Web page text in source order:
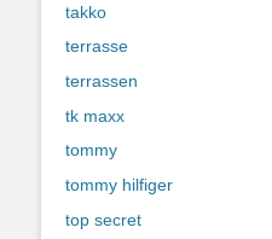
takko
terrasse
terrassen
tk maxx
tommy
tommy hilfiger
top secret